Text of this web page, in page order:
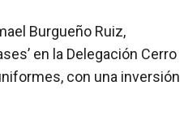
Burgueño Ruiz,
en la Delegación Cerro
con una inversión